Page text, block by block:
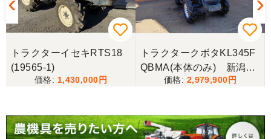
広島県／うっちー
心地よい取引ができました。
またお願いします。また配送の方も親切な対応であ
りがとうございました。
トラクターイセキRTS18
(19565-1)
1,430,000
トラクタークボタKL345F
QBMA(本体のみ) 新潟●
2,979,900